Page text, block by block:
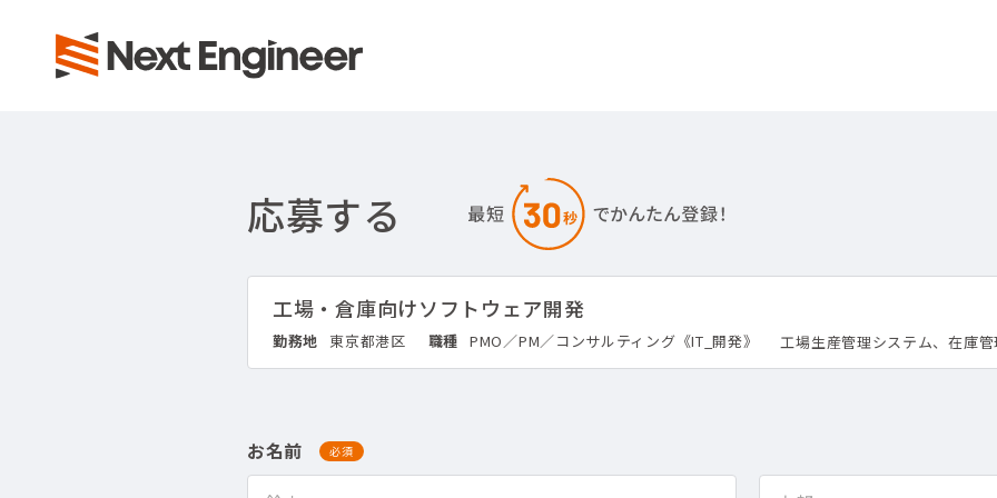
応募する
工場・倉庫向けソフトウェア開発
勤務地 東京都港区 職種 PMO／PM／コンサルティング《IT_開発》 工場生産管理システム、在庫
お名前 必須